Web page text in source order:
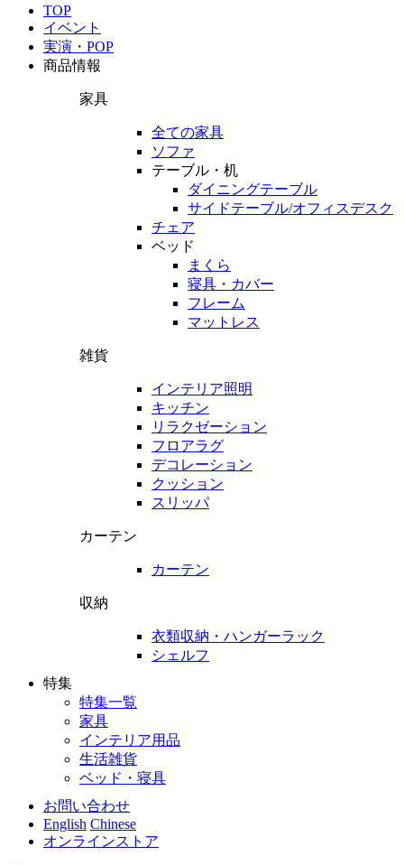
TOP
イベント
実演・POP
商品情報
家具
全ての家具
ソファ
テーブル・机
ダイニングテーブル
サイドテーブル/オフィスデスク
チェア
ベッド
まくら
寝具・カバー
フレーム
マットレス
雑貨
インテリア照明
キッチン
リラクゼーション
フロアラグ
デコレーション
クッション
スリッパ
カーテン
カーテン
収納
衣類収納・ハンガーラック
シェルフ
特集
特集一覧
家具
インテリア用品
生活雑貨
ベッド・寝具
お問い合わせ
English Chinese
オンラインストア